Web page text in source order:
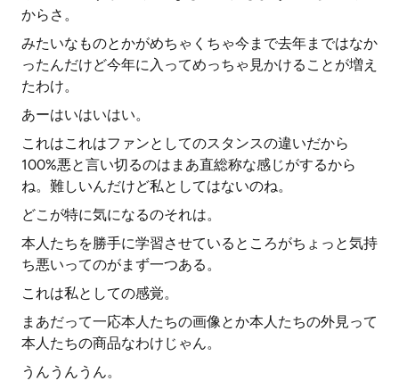
からさ。
みたいなものとかがめちゃくちゃ今まで去年まではなか
ったんだけど今年に入ってめっちゃ見かけることが増え
たわけ。
あーはいはいはい。
これはこれはファンとしてのスタンスの違いだから
100%悪と言い切るのはまあ直総称な感じがするから
ね。難しいんだけど私としてはないのね。
どこが特に気になるのそれは。
本人たちを勝手に学習させているところがちょっと気持
ち悪いってのがまず一つある。
これは私としての感覚。
まあだって一応本人たちの画像とか本人たちの外見って
本人たちの商品なわけじゃん。
うんうんうん。